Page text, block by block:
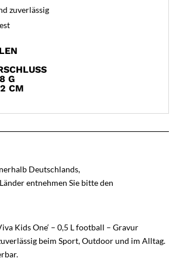
zuverlässig
G
CM
Deutschlands,
entnehmen Sie bitte den
Kids One‘ – 0,5 L football – Gravur
beim Sport, Outdoor und im Alltag.